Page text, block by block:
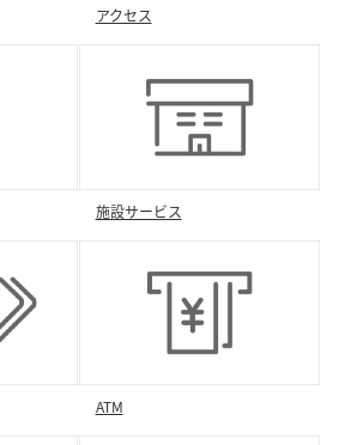
アクセス
施設サービス
ATM